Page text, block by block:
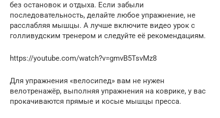
без остановок и отдыха. Если забыли
последовательность, делайте любое упражнение, не
расслабляя мышцы. А лучше включите видео урок с
голливудским тренером и следуйте её рекомендациям.
https://youtube.com/watch?v=gmvB5TsvMz8
Для упражнения «велосипед» вам не нужен
велотренажёр, выполняя упражнения на коврике, у вас
прокачиваются прямые и косые мышцы пресса.